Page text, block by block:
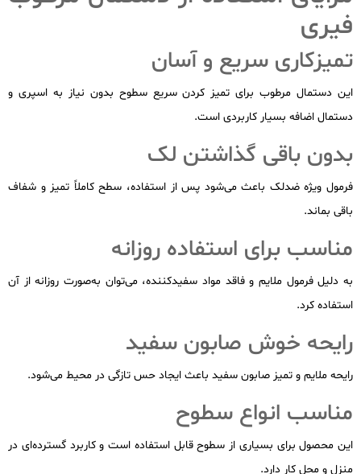
فیری
تمیزکاری سریع و آسان
این دستمال مرطوب برای تمیز کردن سریع سطوح بدون نیاز به اسپری و
دستمال اضافه بسیار کاربردی است.
بدون باقی گذاشتن لک
فرمول ویژه ضدلک باعث می‌شود پس از استفاده، سطح کاملاً تمیز و شفاف
باقی بماند.
مناسب برای استفاده روزانه
به دلیل فرمول ملایم و فاقد مواد سفیدکننده، می‌توان به‌صورت روزانه از آن
استفاده کرد.
رایحه خوش صابون سفید
رایحه ملایم و تمیز صابون سفید باعث ایجاد حس تازگی در محیط می‌شود.
مناسب انواع سطوح
این محصول برای بسیاری از سطوح قابل استفاده است و کاربرد گسترده‌ای در
منزل و محل کار دارد.